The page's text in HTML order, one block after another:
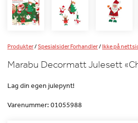
Produkter/Spesialsider Forhandler/Ikke på
Marabu Decormatt Julesett
Lag din egen julepynt!
Varenummer: 01055988